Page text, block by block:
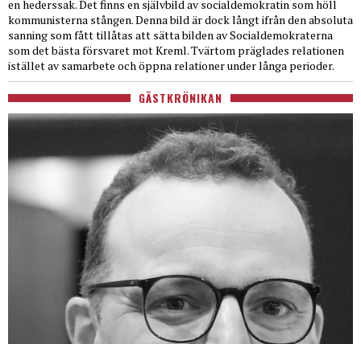
en hederssak. Det finns en självbild av socialdemokratin som höll
kommunisterna stången. Denna bild är dock långt ifrån den absoluta
sanning som fått tillåtas att sätta bilden av Socialdemokraterna
som det bästa försvaret mot Kreml. Tvärtom präglades relationen
istället av samarbete och öppna relationer under långa perioder.
GÄSTKRÖNIKAN